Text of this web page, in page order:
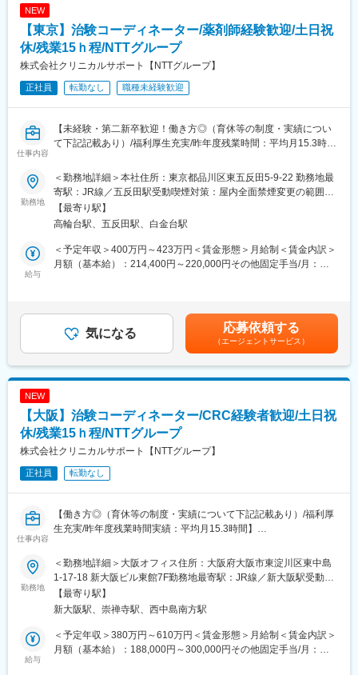
アップを図っていきます。
変更の範囲：会社の定める業務
品など大規模病院ならではのプロジェクトを狭く深く経験できま
す。
■就業環境
大規模病院では、複数のプロジェクトを受託する為、必ず複数名
フイベントと両立して長く就業出来るように、完全チーム制や時
間単位の有給取得、スーパーフレックスタイム制度を導入し（原
育児休業は満3歳まで、育児短時間勤務は小学校3年年まで利用可
能です。
■キャリアパス
約4～5年後にチームをまとめるチーフやリーダーに任命される
と、チームのプロジェクトの進捗管理やメンバーのフォローをし
ています。更に管理職であるマネージャーに任命されるとオフィ
■研修制度
・導入研修(入社後2週間の座学研修)ビジネスマナー、PC操作、薬
学びます。各単元毎に専属社員が講義ををいます。
・継続研修：週に1回、最新の治験情報や振り返りを行い、スキル
アップを図っていきます。
す。
NEW
【東京】治験コーディネーター/薬剤師経験歓迎/土日祝
休/残業15ｈ程/NTTグループ
株式会社クリニカルサポート【NTTグループ】
正社員 転勤なし 職種未経験歓迎
仕事内容
【未経験・第二新卒歓迎！働き方◎（育休等の制度・実績につい
て下記記載あり）/福利厚生充実/昨年度残業時間：平均月15.3時
■業務内容
医療機関内で患者様や医師、各部門間のコーディネート（調整）
業務を行い、製薬会社と医療機関の架け橋となり臨床試験（治
験）のスムーズな進行を支援します。
・患者様に対して：
治験の説明補助や治験スケジュール説明、質問・相談対応、精神
的なケア
・製薬会社担当者に対して：
実施している治験に関する情報を担当者へ提供し、治験進行の調
品など大規模病院ならではのプロジェクトを狭く深く経験できま
す。
■就業環境
大規模病院では、複数のプロジェクトを受託する為、必ず複数名
フイベントと両立して長く就業出来るように、完全チーム制や時
間単位の有給取得、スーパーフレックスタイム制度を導入し（原
育児休業は満3歳まで、育児短時間勤務は小学校3年年まで利用可
能です。
■キャリアパス
約4～5年後にチームをまとめるチーフやリーダーに任命される
と、チームのプロジェクトの進捗管理やメンバーのフォローをし
ています。更に管理職であるマネージャーに任命されるとオフィ
勤務地
＜勤務地詳細＞本社住所：東京都品川区東五反田5-9-22 勤務地最
寄駅：JR線／五反田駅受動喫煙対策：屋内全面禁煙変更の範囲：
無【最寄り駅】
高輪台駅、五反田駅、白金台駅
給与
＜予定年収＞400万円～423万円＜賃金形態＞月給制＜賃金内訳＞
月額（基本給）：214,400円～220,000円その他固定手当/月：
有＜給与補足＞■月給制+賞与となります。賞与は年2回です。■優
秀成績者は別途5万円、3万円、1万円/月の報奨金あり（月3人程
度）。■出張（外勤）手当有り（実費+距離に応じて支給）■入社5
年目チーフ、500万円（手当込・残業代別）■入社7年目リーダ
ー、550万円（手当込・残業代別）賃金はあくまでも目安の金額
定手当を含めた表記です。
気になる 応募依頼する
（エージェントサービス）
NEW
【大阪】治験コーディネーター/CRC経験者歓迎/土日祝
休/残業15ｈ程/NTTグループ
株式会社クリニカルサポート【NTTグループ】
正社員 転勤なし
仕事内容
【働き方◎（育休等の制度・実績について下記記載あり）/福利厚
生充実/昨年度残業時間実績：平均月15.3時間】
【業務内容】
医療機関内で患者様や医師、各部門間のコーディネート（調整）
業務を行い、製薬会社と医療機関の架け橋となり臨床試験（治
験）のスムーズな進行を支援します。
・患者様に対して：
治験の説明補助や治験スケジュール説明、質問・相談対応、精神
的なケア
・医師、院内のスタッフに対して：
勤務地
＜勤務地詳細＞大阪オフィス住所：大阪府大阪市東淀川区東中島
1-17-18 新大阪ビル東館7F勤務地最寄駅：JR線／新大阪駅受動喫
煙対策：屋内全面禁煙変更の範囲：会社の定める事業所
【最寄り駅】
新大阪駅、崇禅寺駅、西中島南方駅
給与
＜予定年収＞380万円～610万円＜賃金形態＞月給制＜賃金内訳＞
月額（基本給）：188,000円～300,000円その他固定手当/月：